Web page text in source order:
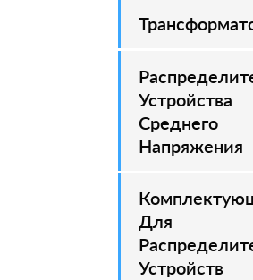
Устройства
Среднего
Напряжения
–
Для
Устройств
–